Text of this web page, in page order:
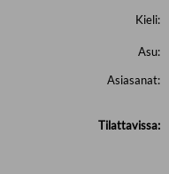
Kieli:
Asu:
Asiasanat:
Tilattavissa: